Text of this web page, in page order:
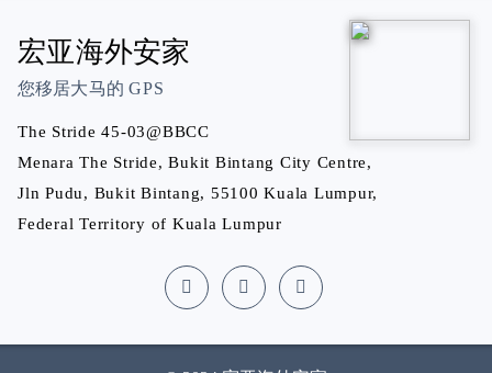
宏亚海外安家
您移居大马的GPS
The Stride 45-03@BBCC
Menara The Stride, Bukit Bintang City Centre,
Jln Pudu, Bukit Bintang, 55100 Kuala Lumpur,
Federal Territory of Kuala Lumpur